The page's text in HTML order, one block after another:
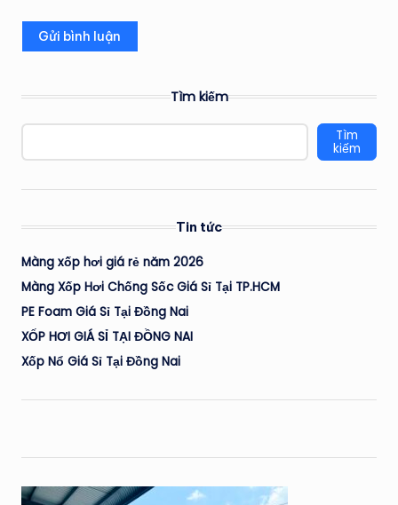
Tìm kiếm
Tìm
kiếm
Tin tức
Màng xốp hơi giá rẻ năm 2026
Màng Xốp Hơi Chống Sốc Giá Sỉ Tại TP.HCM
PE Foam Giá Sỉ Tại Đồng Nai
XỐP HƠI GIÁ SỈ TẠI ĐỒNG NAI
Xốp Nổ Giá Sỉ Tại Đồng Nai